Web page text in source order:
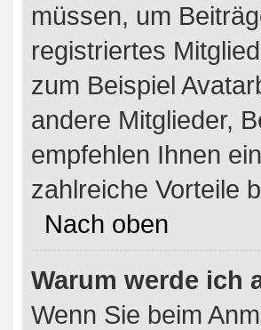
müssen, um
registriertes
zum Beispiel
andere Mitglieder,
empfehlen Ihnen
zahlreiche Vorteile
Nach oben
Warum werde ich
Wenn Sie beim